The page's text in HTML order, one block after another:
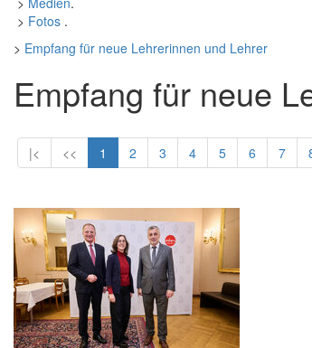
> Fotos .
> Empfang für neue Lehrerinnen und Lehrer
Empfang für neue
|< << 1 2 3 4 5 6 7